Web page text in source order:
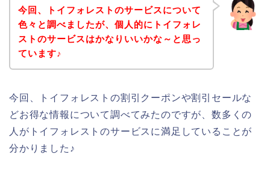
今回、トイフォレストのサービスについて
色々と調べましたが、個人的にトイフォレ
ストのサービスはかなりいいかな～と思っ
ています♪
今回、トイフォレストの割引クーポンや割引セールな
どお得な情報について調べてみたのですが、数多くの
人がトイフォレストのサービスに満足していることが
分かりました♪